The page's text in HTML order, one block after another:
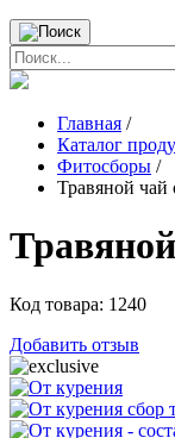
Главная /
Каталог
Фитосборы /
Травяной чай
Код товара: 1240
Добавить отзыв